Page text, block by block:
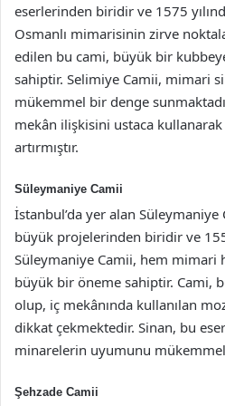
eserlerinden biridir ve 1575
Osmanlı mimarisinin zirve
edilen bu cami, büyük bir
sahiptir. Selimiye Camii, mimari
mükemmel bir denge
mekân ilişkisini ustaca kullanarak
artırmıştır.
Süleymaniye Camii
İstanbul’da yer alan Süleymaniye
büyük projelerinden biridir ve
Süleymaniye Camii, hem mimari
büyük bir öneme sahiptir. Cami,
olup, iç mekânında kullanılan
dikkat çekmektedir. Sinan, bu
minarelerin uyumunu mükemmel
Şehzade Camii